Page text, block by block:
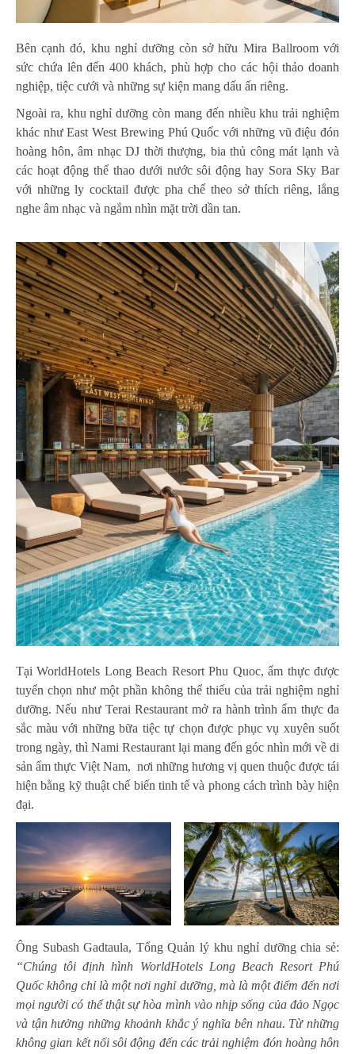
Bên cạnh đó, khu nghỉ dưỡng còn sở hữu Mira Ballroom với
sức chứa lên đến 400 khách, phù hợp cho các hội thảo doanh
nghiệp, tiệc cưới và những sự kiện mang dấu ấn riêng.
Ngoài ra, khu nghỉ dưỡng còn mang đến nhiều khu trải nghiệm
khác như East West Brewing Phú Quốc với những vũ điệu đón
hoàng hôn, âm nhạc DJ thời thượng, bia thủ công mát lạnh và
các hoạt động thể thao dưới nước sôi động hay Sora Sky Bar
với những ly cocktail được pha chế theo sở thích riêng, lắng
nghe âm nhạc và ngắm nhìn mặt trời dần tan.
Tại WorldHotels Long Beach Resort Phu Quoc, ẩm thực được
tuyển chọn như một phần không thể thiếu của trải nghiệm nghỉ
dưỡng. Nếu như Terai Restaurant mở ra hành trình ẩm thực đa
sắc màu với những bữa tiệc tự chọn được phục vụ xuyên suốt
trong ngày, thì Nami Restaurant lại mang đến góc nhìn mới về di
sản ẩm thực Việt Nam, nơi những hương vị quen thuộc được tái
hiện bằng kỹ thuật chế biến tinh tế và phong cách trình bày hiện
đại.
Ông Subash Gadtaula, Tổng Quản lý khu nghỉ dưỡng chia sẻ:
“Chúng tôi định hình WorldHotels Long Beach Resort Phú
Quốc không chỉ là một nơi nghỉ dưỡng, mà là một điểm đến nơi
mọi người có thể thật sự hòa mình vào nhịp sống của đảo Ngọc
và tận hưởng những khoảnh khắc ý nghĩa bên nhau. Từ những
không gian kết nối sôi động đến các trải nghiệm đón hoàng hôn